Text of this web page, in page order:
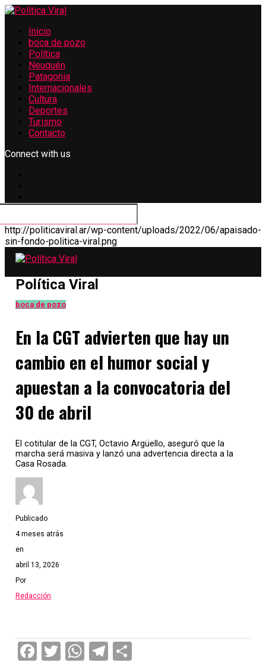
Inicio
boca de pozo
Política
Neuquén
Patagonia
Internacionales
Cultura
Deportes
Turismo
Contacto
Connect with us
http://politicaviral.ar/wp-content/uploads/2022/06/apaisado-
sin-fondo-politica-viral.png
Política Viral
boca de pozo
En la CGT advierten que hay un
cambio en el humor social y
apuestan a la convocatoria del
30 de abril
El cotitular de la CGT, Octavio Argüello, aseguró que la
marcha será masiva y lanzó una advertencia directa a la
Casa Rosada.
Publicado
4 meses atrás
en
abril 13, 2026
Por
Redacción
Facebook
Twitter
WhatsApp
Telegram
Compartir